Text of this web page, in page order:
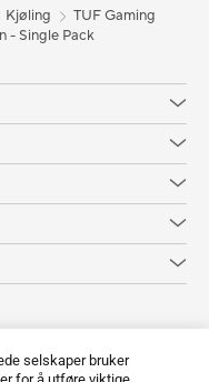
selskaper bruker
Kjøling
TUF Gaming
- Single Pack
Registrer deg